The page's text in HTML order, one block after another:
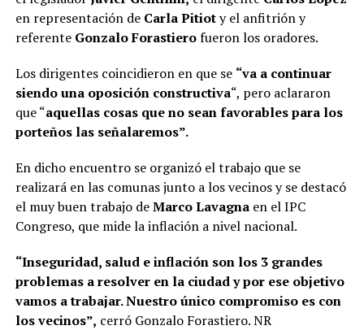
en representación deCarla Pitioty el anfitrión y
referente Gonzalo Forastierofueron los oradores.
Los dirigentes coincidieron en que se “va a continuar
siendo una oposición constructiva“, pero aclararon
que “aquellas cosas que no sean favorables para los
porteños las señalaremos”.
En dicho encuentro se organizó el trabajo que se
realizará en las comunas junto a los vecinos y se destacó
el muy buen trabajo deMarco Lavagnaen el IPC
Congreso, que mide la inflación a nivel nacional.
“Inseguridad, salud e inflación son los 3 grandes
problemas a resolver en la ciudad y por ese objetivo
vamos a trabajar. Nuestro único compromiso es con
los vecinos”, cerró Gonzalo Forastiero. NR